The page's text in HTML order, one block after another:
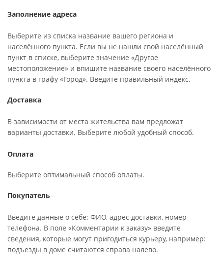
Заполнение адреса
Выберите из списка название вашего региона и
населённого пункта. Если вы не нашли свой населённый
пункт в списке, выберите значение «Другое
местоположение» и впишите название своего населённого
пункта в графу «Город». Введите правильный индекс.
Доставка
В зависимости от места жительства вам предложат
варианты доставки. Выберите любой удобный способ.
Оплата
Выберите оптимальный способ оплаты.
Покупатель
Введите данные о себе: ФИО, адрес доставки, номер
телефона. В поле «Комментарии к заказу» введите
сведения, которые могут пригодиться курьеру, например:
подъезды в доме считаются справа налево.